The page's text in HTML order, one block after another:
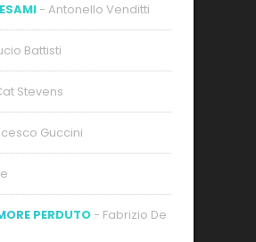
- Antonello Venditti
Battisti
Stevens
Guccini
PERDUTO - Fabrizio De